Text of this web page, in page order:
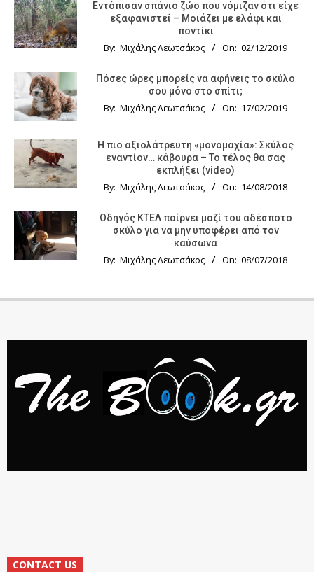
Εντόπισαν σπάνιο ζώο που νόμιζαν ότι είχε
εξαφανιστεί – Μοιάζει με ελάφι και
ποντίκι
By: Μιχάλης Λεωτσάκος On: 02/12/2019
Πόσες ώρες μπορείς να αφήνεις το σκύλο
σου μόνο στο σπίτι;
By: Μιχάλης Λεωτσάκος On: 17/02/2019
Η πιο αξιολάτρευτη «μονομαχία»: Σκύλος
εναντίον… κάβουρα – Το τέλος θα σας
εκπλήξει (video)
By: Μιχάλης Λεωτσάκος On: 14/08/2018
Οδηγός KTΕΛ παίρνει μαζί του αδέσποτο
σκύλο για να μην υποφέρει από τον
καύσωνα
By: Μιχάλης Λεωτσάκος On: 08/07/2018
CONTACT US